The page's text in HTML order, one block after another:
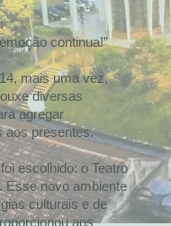
continua!”
mais uma vez,
diversas
agregar
aos presentes.
escolhido: o Teatro
Esse novo ambiente
culturais e de
aos